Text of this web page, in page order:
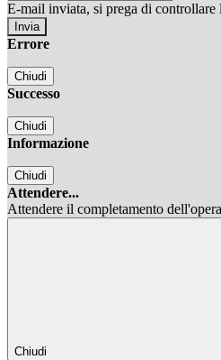
E-mail inviata, si prega di controllare
Errore
Chiudi
Successo
Chiudi
Informazione
Chiudi
Attendere...
Attendere il completamento
Chiudi